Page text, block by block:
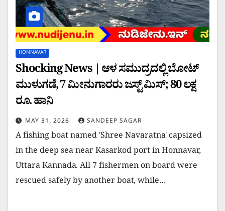
HONNAVAR
Shocking News | ಆಳ ಸಮುದ್ರದಲ್ಲಿ ಬೋಟ್
ಮುಳುಗಡೆ, 7 ಮೀನುಗಾರರು ಜಸ್ಟ್ ಮಿಸ್; 80 ಲಕ್ಷ
ರೂ. ಹಾನಿ
MAY 31, 2026 SANDEEP SAGAR
A fishing boat named 'Shree Navaratna' capsized
in the deep sea near Kasarkod port in Honnavar,
Uttara Kannada. All 7 fishermen on board were
rescued safely by another boat, while…